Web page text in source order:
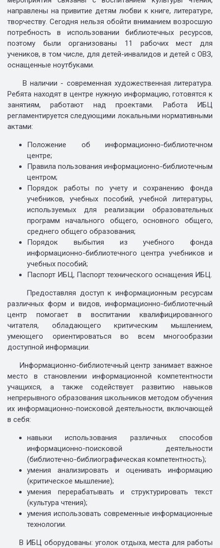
направлены на привитие детям любви к книге, литературе,
творчеству. Сегодня нельзя обойти вниманием возросшую
потребность в использовании библиотечных ресурсов,
поэтому были организованы 11 рабочих мест для
учеников, в том числе, для детей-инвалидов и детей с ОВЗ,
оснащенные ноутбуками.
В наличии - современная художественная литература.
Ребята находят в центре нужную информацию, готовятся к
занятиям, работают над проектами. Работа ИБЦ
регламентируется следующими локальными нормативными
актами:
Положение об информационно-библиотечном
центре;
Правила пользования информационно-библиотечным
центром;
Порядок работы по учету и сохранению фонда
учебников, учебных пособий, учебной литературы,
используемых для реализации образовательных
программ начального общего, основного общего,
среднего общего образования;
Порядок выбытия из учебного фонда
информационно-библиотечного центра учебников и
учебных пособий;
Паспорт ИБЦ, Паспорт технического оснащения ИБЦ.
Предоставляя доступ к информационным ресурсам
различных форм и видов, информационно-библиотечный
центр помогает в воспитании квалифицированного
читателя, обладающего критическим мышлением,
умеющего ориентироваться во всем многообразии
доступной информации.
Информационно-библиотечный центр занимает важное
место в становлении информационной компетентности
учащихся, а также содействует развитию навыков
непрерывного образования школьников методом обучения
их информационно-поисковой деятельности, включающей
в себя:
навыки использования различных способов
информационно-поисковой деятельности
(библиотечно-библиографическая компетентность);
умения анализировать и оценивать информацию
(критическое мышление);
умения перерабатывать и структурировать текст
(культура чтения);
умения использовать современные информационные
технологии.
В ИБЦ оборудованы: уголок отдыха, места для работы